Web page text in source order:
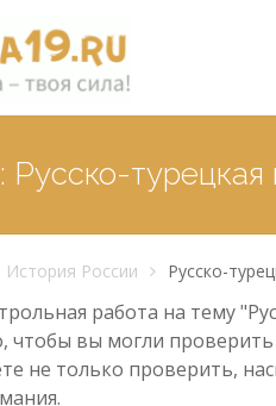
Русско-турецкая
История России Русско-
работа на тему
чтобы вы могли
не только проверить,